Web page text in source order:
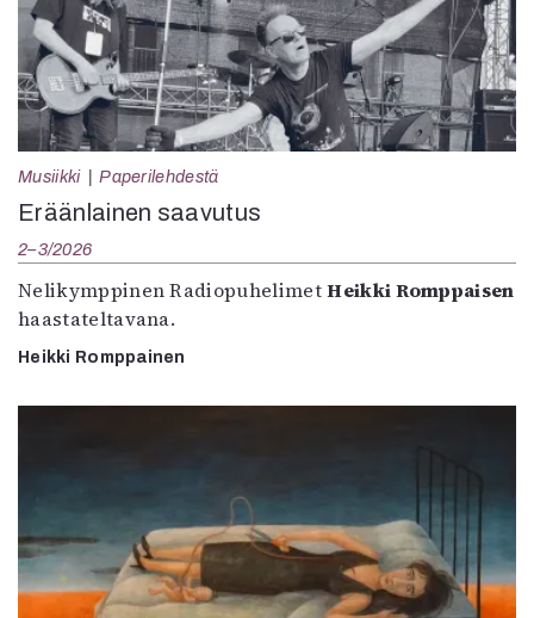
Musiikki Paperilehdestä
Eräänlainen saavutus
2–3/2026
Nelikymppinen RadiopuhelimetHeikki Romppaisen
haastateltavana.
Heikki Romppainen